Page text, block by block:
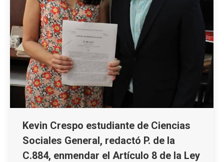
Kevin Crespo estudiante de Ciencias
Sociales General, redactó P. de la
C.884, enmendar el Artículo 8 de la Ley